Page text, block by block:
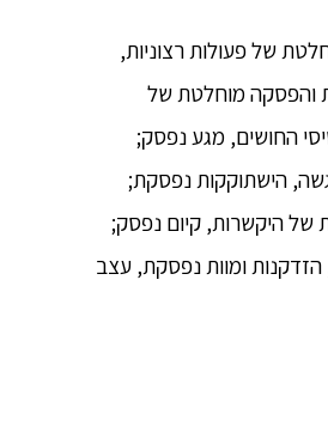
של פעולות רצוניות,
והפסקה מוחלטת של
החושים, מגע נפסק;
הישתוקקות נפסקת;
היקשרות, קיום נפסק;
ומוות נפסקת, עצב